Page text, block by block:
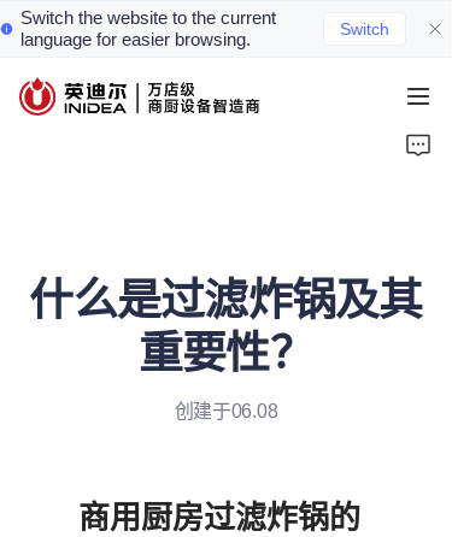
Switch the website to the current
language for easier browsing.
Switch
什么是过滤炸锅及其
重要性？
创建于06.08
商用厨房过滤炸锅的
首页
案例